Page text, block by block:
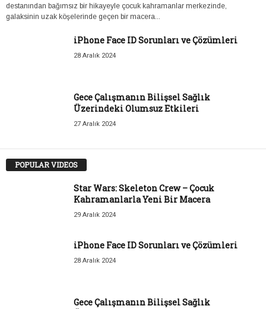
destanından bağımsız bir hikayeyle çocuk kahramanlar merkezinde,
galaksinin uzak köşelerinde geçen bir macera...
iPhone Face ID Sorunları ve Çözümleri
28 Aralık 2024
Gece Çalışmanın Bilişsel Sağlık
Üzerindeki Olumsuz Etkileri
27 Aralık 2024
POPULAR VIDEOS
Star Wars: Skeleton Crew – Çocuk
Kahramanlarla Yeni Bir Macera
29 Aralık 2024
iPhone Face ID Sorunları ve Çözümleri
28 Aralık 2024
Gece Çalışmanın Bilişsel Sağlık